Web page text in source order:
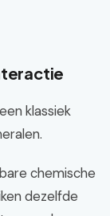
klassiek
chemische
dezelfde